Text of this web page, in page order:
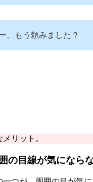
、もう頼みました？
リット。
の目線が気になら